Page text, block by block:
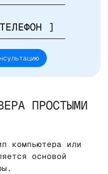
ПРОСТЫМИ
компьютера или
основой